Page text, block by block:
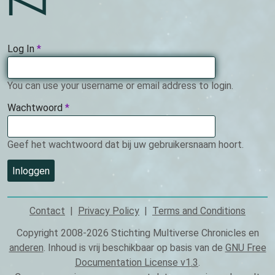
n
Log In
is
required.
You can use your username or email address to login.
Wachtwoord
is
required.
Geef het wachtwoord dat bij uw gebruikersnaam hoort.
Footer
Contact Privacy Policy
Terms and Conditions
Copyright 2008-2026 Stichting Multiverse Chronicles en
anderen. Inhoud is vrij beschikbaar op basis van de GNU Free
Documentation License v1.3.